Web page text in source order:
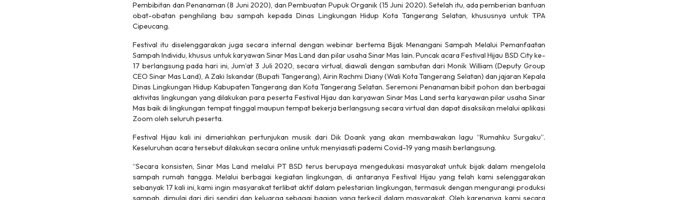
Pembibitan dan Penanaman (8 Juni 2020), dan Pembuatan Pupuk Organik (15 Juni 2020). Setelah itu, ada pemberian bantuan
obat-obatan penghilang bau sampah kepada Dinas Lingkungan Hidup Kota Tangerang Selatan, khususnya untuk TPA
Cipeucang.
Festival itu diselenggarakan juga secara internal dengan webinar bertemaBijak Menangani Sampah Melalui Pemanfaatan
Sampah Individu, khusus untuk karyawan Sinar Mas Land dan pilar usaha Sinar Mas lain. Puncak acara Festival Hijau BSD City ke-
17 berlangsung pada hari ini, Jum’at 3 Juli 2020, secara virtual, diawali dengan sambutan dari Monik William (Deputy Group
CEO Sinar Mas Land), A Zaki Iskandar (Bupati Tangerang), Airin Rachmi Diany (Wali Kota Tangerang Selatan) dan jajaran Kepala
Dinas Lingkungan Hidup Kabupaten Tangerang dan Kota Tangerang Selatan. Seremoni Penanaman bibit pohon dan berbagai
aktivitas lingkungan yang dilakukan para peserta Festival Hijau dan karyawan Sinar Mas Land serta karyawan pilar usaha Sinar
Mas baik di lingkungan tempat tinggal maupun tempat bekerja berlangsung secara virtual dan dapat disaksikan melalui aplikasi
Zoom oleh seluruh peserta.
Festival Hijau kali ini dimeriahkan pertunjukan musik dari Dik Doank yang akan membawakan lagu “Rumahku Surgaku”.
Keseluruhan acara tersebut dilakukan secaraonline untuk menyiasati pademi Covid-19 yang masih berlangsung.
“Secara konsisten, Sinar Mas Land melalui PT BSD terus berupaya mengedukasi masyarakat untuk bijak dalam mengelola
sampah rumah tangga. Melalui berbagai kegiatan lingkungan, di antaranya Festival Hijau yang telah kami selenggarakan
sebanyak 17 kali ini, kami ingin masyarakat terlibat aktif dalam pelestarian lingkungan, termasuk dengan mengurangi produksi
sampah, dimulai dari diri sendiri dan keluarga sebagai bagian yang terkecil dalam masyarakat. Oleh karenanya, kami secara